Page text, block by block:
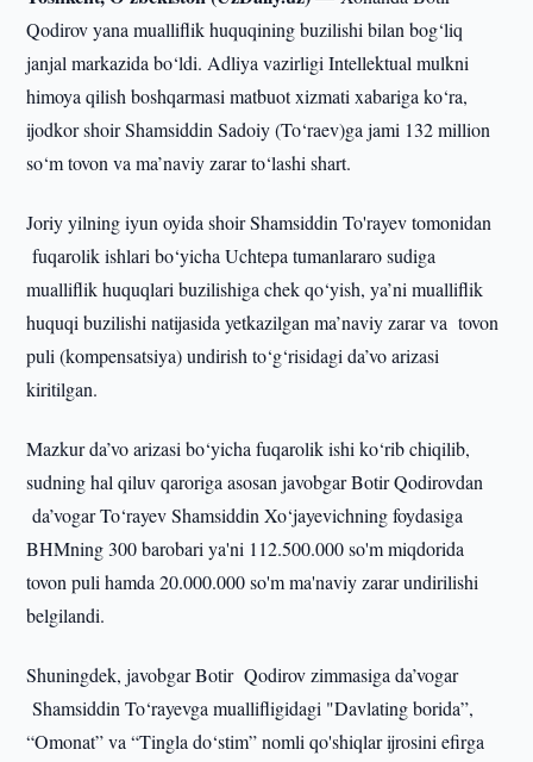
Qodirov yana mualliflik huquqining buzilishi bilan bog‘liq
janjal markazida bo‘ldi. Adliya vazirligi Intellektual mulkni
himoya qilish boshqarmasi matbuot xizmati xabariga ko‘ra,
ijodkor shoir Shamsiddin Sadoiy (To‘raev)ga jami 132 million
so‘m tovon va ma’naviy zarar to‘lashi shart.
Joriy yilning iyun oyida shoir Shamsiddin To'rayev tomonidan
fuqarolik ishlari bo‘yicha Uchtepa tumanlararo sudiga
mualliflik huquqlari buzilishiga chek qo‘yish, ya’ni mualliflik
huquqi buzilishi natijasida yetkazilgan ma’naviy zarar va tovon
puli (kompensatsiya) undirish to‘g‘risidagi da’vo arizasi
kiritilgan.
Mazkur da’vo arizasi bo‘yicha fuqarolik ishi ko‘rib chiqilib,
sudning hal qiluv qaroriga asosan javobgar Botir Qodirovdan
da’vogar To‘rayev Shamsiddin Xo‘jayevichning foydasiga
BHMning 300 barobari ya'ni 112.500.000 so'm miqdorida
tovon puli hamda 20.000.000 so'm ma'naviy zarar undirilishi
belgilandi.
Shuningdek, javobgar Botir Qodirov zimmasiga da’vogar
Shamsiddin To‘rayevga muallifligidagi "Davlating borida”,
“Omonat” va “Tingla do‘stim” nomli qo'shiqlar ijrosini efirga